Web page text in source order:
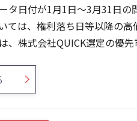
タ日付が1月1日～3月31日
ては、権利落ち日等以降の高
、株式会社QUICK選定の優先